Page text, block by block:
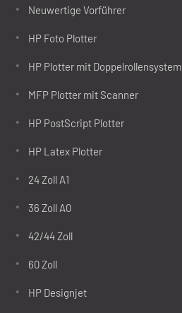
Neuwertige Vorführer
HP Foto Plotter
HP Plotter mit Doppelrollensystem
MFP Plotter mit Scanner
HP PostScript Plotter
HP Latex Plotter
24 Zoll A1
36 Zoll A0
42/44 Zoll
60 Zoll
HP Designjet